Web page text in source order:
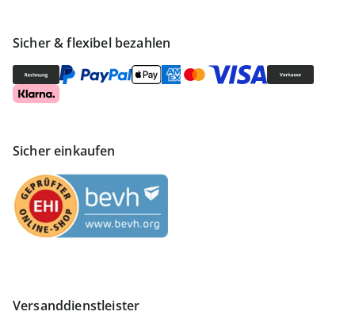
Sicher & flexibel bezahlen
Sicher einkaufen
Versanddienstleister